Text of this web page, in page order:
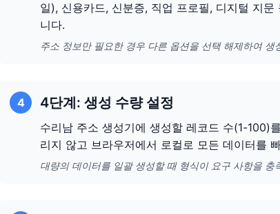
일), 신용카드, 신분증, 직업 프로필, 디지털 지
니다.
주소 정보만 필요한 경우 다른 옵션을 선택 해제하여 생
4 4단계: 생성 수량 설정
수리남 주소 생성기에 생성할 레코드 수(1-100)
리지 않고 브라우저에서 로컬로 모든 데이터를
대량의 데이터를 일괄 생성할 때 형식이 요구 사항을